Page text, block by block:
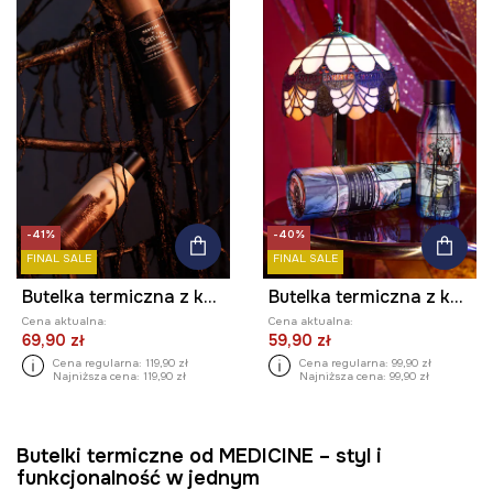
-41%
FINAL SALE
Butelka termiczna z kolekcji Zdzisław Beksiński x Medicine
Cena aktualna:
69,90 zł
Cena regularna: 119,90 zł
Najniższa cena: 119,90 zł
-40%
FINAL SALE
Butelka termiczna z kolekcji Eviva L'arte 500 ml kolor czarny
Cena aktualna:
59,90 zł
Cena regularna: 99,90 zł
Najniższa cena: 99,90 zł
Butelki termiczne od MEDICINE – styl i
funkcjonalność w jednym